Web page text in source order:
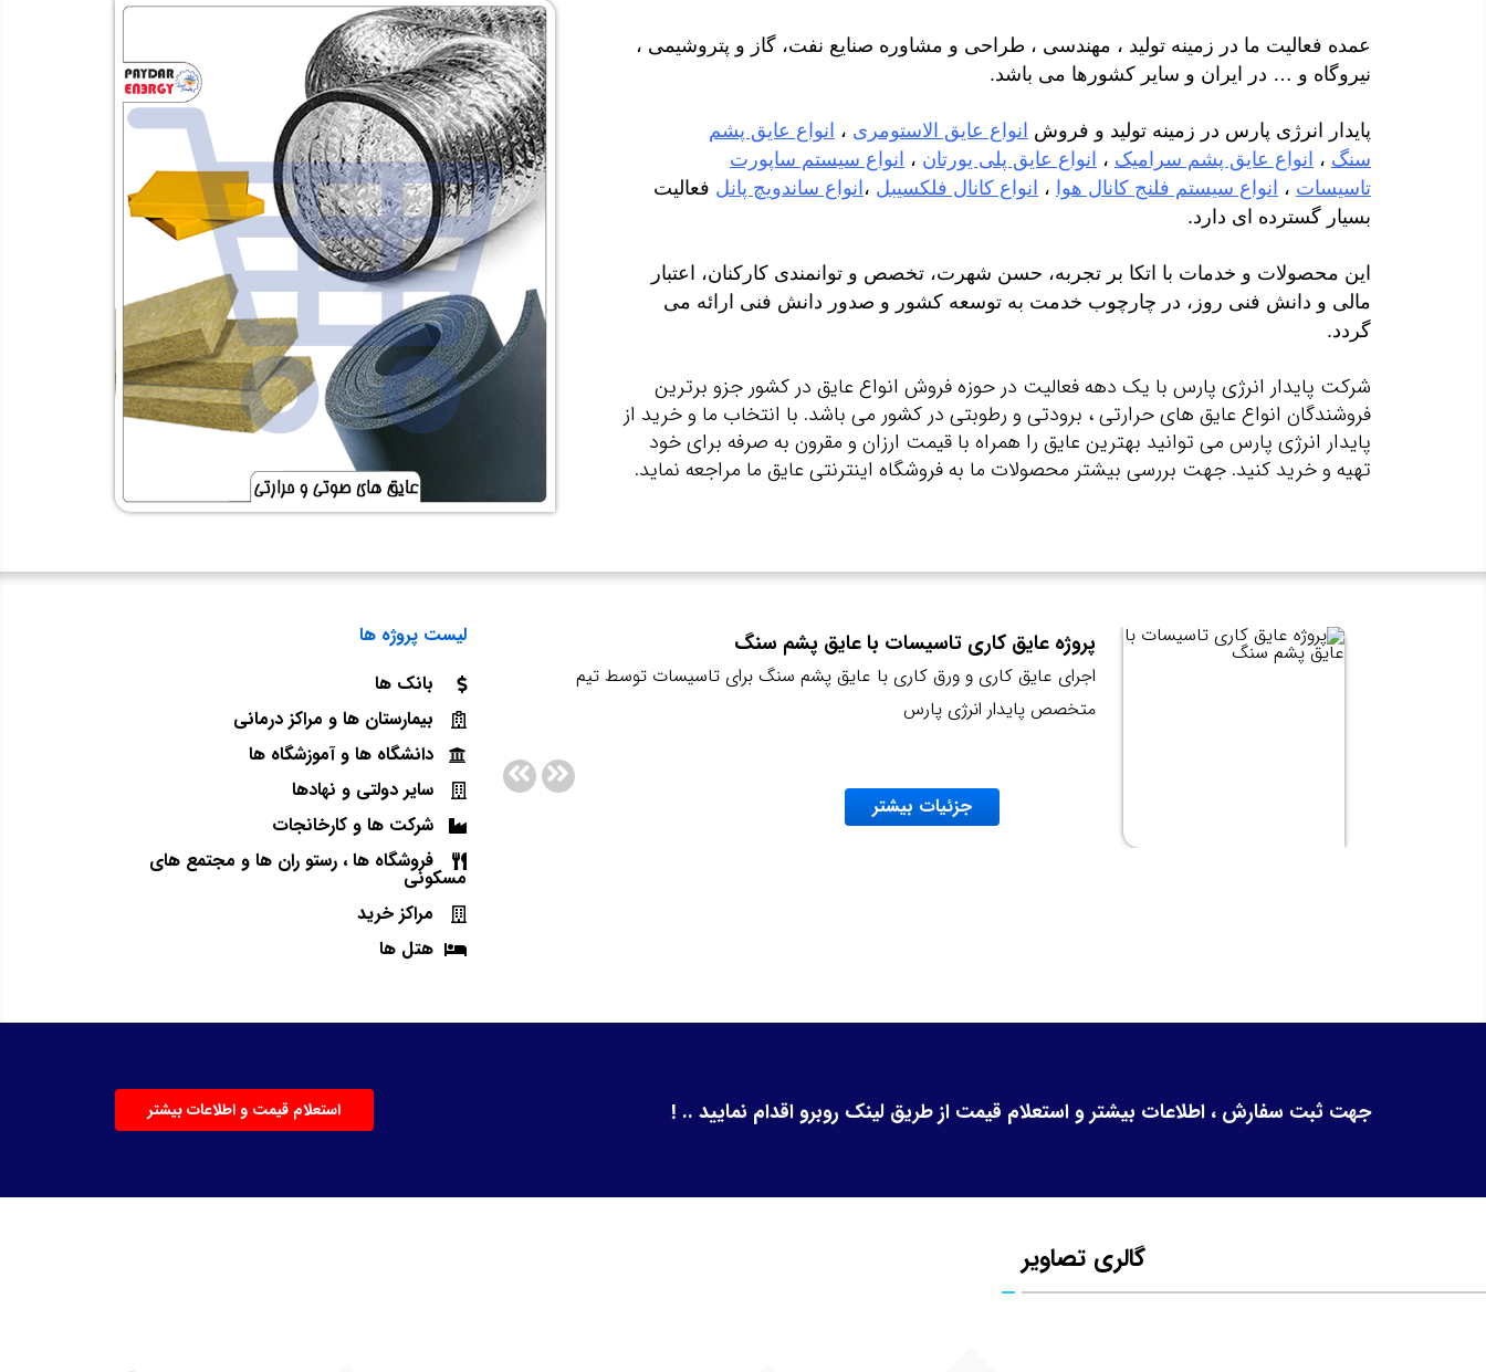
عمده فعالیت ما در زمینه‌ تولید ، مهندسی ، طراحی و مشاوره صنایع نفت، گاز و پتروشیمی ،
نیروگاه و … در ایران و سایر کشورها می باشد.
پایدار انرژی پارس در زمینه تولید و فروش انواع عایق الاستومری ،
انواع عایق پشم
سنگ ، انواع عایق پشم سرامیک ، انواع عایق پلی یورتان ،
انواع سیستم ساپورت
تاسیسات ، انواع سیستم فلنج کانال هوا ، انواع کانال فلکسیبل ، انواع ساندویچ پانل فعالیت
بسیار گسترده ای دارد.
این محصولات و خدمات با اتکا بر تجربه، حسن شهرت، تخصص و توانمندی کارکنان، اعتبار
مالی و دانش فنی روز، در چارچوب خدمت به توسعه کشور و صدور دانش فنی ارائه می
‏گردد.
شرکت پایدار انرژی پارس با یک دهه فعالیت در حوزه فروش انواع عایق در کشور جزو برترین
فروشندگان انواع عایق های حرارتی ، برودتی و رطوبتی در کشور می باشد. با انتخاب ما و خرید از
پایدار انرژی پارس می توانید بهترین عایق را همراه با قیمت ارزان و مقرون به صرفه برای خود
تهیه و خرید کنید. جهت بررسی بیشتر محصولات ما به فروشگاه اینترنتی عایق ما مراجعه نماید.
پروژه عایق کاری تاسیسات با عایق پشم سنگ
اجرای عایق کاری و ورق کاری با عایق پشم سنگ برای تاسیسات توسط تیم
متخصص پایدار انرژی پارس
جزئیات بیشتر
لیست پروژه ها
بانک ها
بیمارستان ها و مراکز درمانی
دانشگاه ها و آموزشگاه ها
سایر دولتی و نهادها
شرکت ها و کارخانجات
فروشگاه ها ، رستو ران ها و مجتمع های
مسکونی
مراکز خرید
هتل ها
جهت ثبت سفارش ، اطلاعات بیشتر و استعلام قیمت از طریق لینک روبرو اقدام نمایید .. ! استعلام قیمت و اطلاعات بیشتر
گالری تصاویر